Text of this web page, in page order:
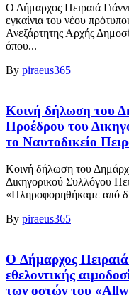
Ο Δήμαρχος Πειραιά
εγκαίνια του νέου
Ανεξάρτητης Αρχής
όπου...
By piraeus365
Κοινή δήλωση του
Προέδρου του
το Ναυτοδικείο
Κοινή δήλωση του
Δικηγορικού Συλλόγου
«Πληροφορηθήκαμε από
By piraeus365
Ο Δήμαρχος
εθελοντικής
των οστών του